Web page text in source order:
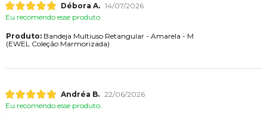
Débora A. 14/07/2026
Eu recomendo esse produto.
Produto:Bandeja Multiuso Retangular - Amarela - M
(EWEL Coleção Marmorizada)
Andréa B. 22/06/2026
Eu recomendo esse produto.